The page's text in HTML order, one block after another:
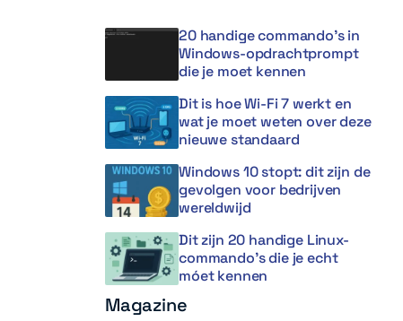
20 handige commando’s in
Windows-opdrachtprompt
die je moet kennen
Dit is hoe Wi-Fi 7 werkt en
wat je moet weten over deze
nieuwe standaard
Windows 10 stopt: dit zijn de
gevolgen voor bedrijven
wereldwijd
Dit zijn 20 handige Linux-
commando’s die je echt
móet kennen
Magazine